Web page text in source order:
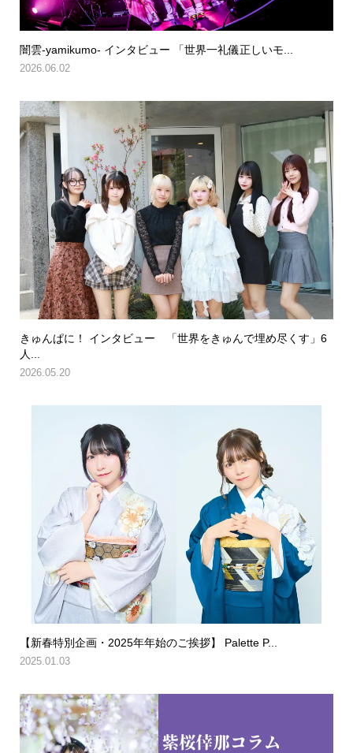
闇雲-yamikumo- インタビュー 「世界一礼儀正しいモ...
2026.06.02
きゅんぱに！ インタビュー 「世界をきゅんで埋め尽くす」6
人...
2026.05.20
【新春特別企画・2025年年始のご挨拶】 Palette P...
2025.01.03